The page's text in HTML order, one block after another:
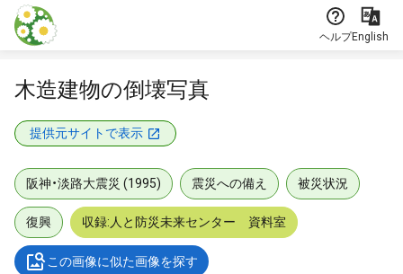
本文に飛ぶ
ヘルプEnglish
木造建物の倒壊写真
提供元サイトで表示
阪神・淡路大震災 (1995) 震災への備え 被災状況
復興 収録:人と防災未来センター 資料室
この画像に似た画像を探す